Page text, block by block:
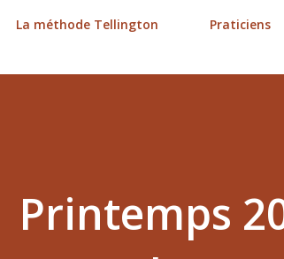
La méthode Tellington Praticiens
Printemps